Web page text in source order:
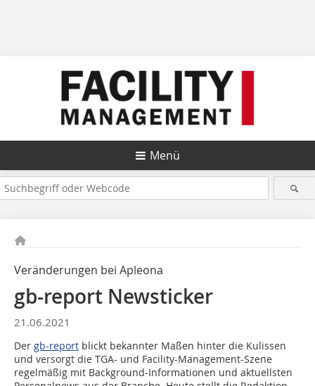
Menü
Veränderungen bei Apleona
gb-report Newsticker
21.06.2021
Der gb-report blickt bekannter Maßen hinter die Kulissen
und versorgt die TGA- und Facility-Management-Szene
regelmäßig mit Background-Informationen und aktuellsten